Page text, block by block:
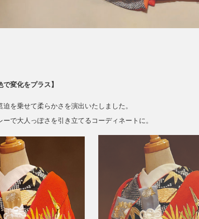
で変化をプラス】
迫を乗せて柔らかさを演出いたしました。
ーで大人っぽさを引き立てるコーディネートに。